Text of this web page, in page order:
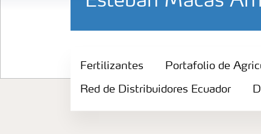
Portafolio de Agricultura Digital
Fertilizantes Portafolio de
Red de Distribuidores Ecuador